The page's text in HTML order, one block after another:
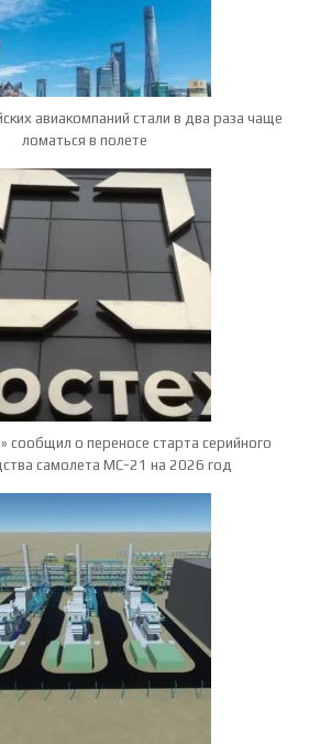
авиакомпаний стали в два раза чаще
ломаться в полете
сообщил о переносе старта серийного
самолета МС-21 на 2026 год